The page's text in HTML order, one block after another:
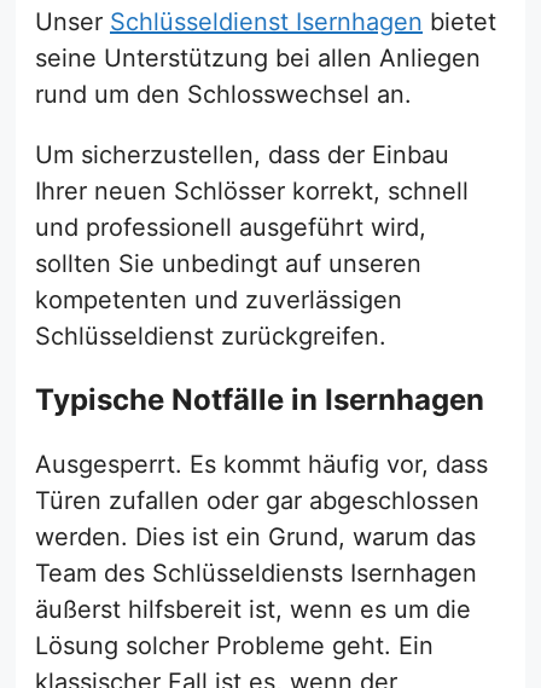
Unser Schlüsseldienst Isernhagen bietet
seine Unterstützung bei allen Anliegen
rund um den Schlosswechsel an.
Um sicherzustellen, dass der Einbau
Ihrer neuen Schlösser korrekt, schnell
und professionell ausgeführt wird,
sollten Sie unbedingt auf unseren
kompetenten und zuverlässigen
Schlüsseldienst zurückgreifen.
Typische Notfälle in Isernhagen
Ausgesperrt. Es kommt häufig vor, dass
Türen zufallen oder gar abgeschlossen
werden. Dies ist ein Grund, warum das
Team des Schlüsseldiensts Isernhagen
äußerst hilfsbereit ist, wenn es um die
Lösung solcher Probleme geht. Ein